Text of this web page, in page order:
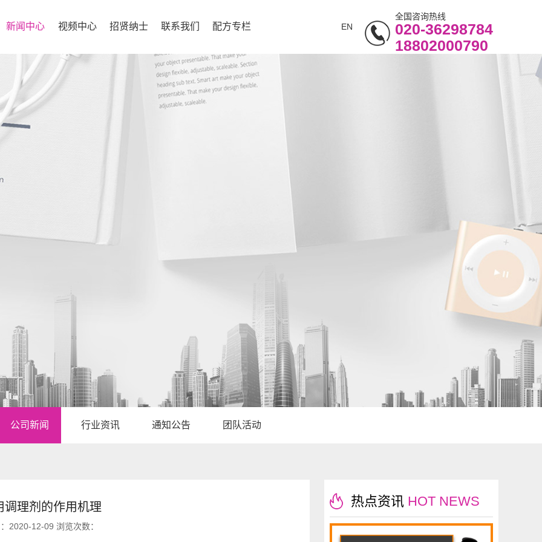
全国咨询热线
020-36298784
18802000790
EN
新闻中心 视频中心 招贤纳士 联系我们 配方专栏
公司新闻 行业资讯 通知公告 团队活动
调理剂的作用机理
2020-12-09 浏览次数：
热点资讯HOT NEWS